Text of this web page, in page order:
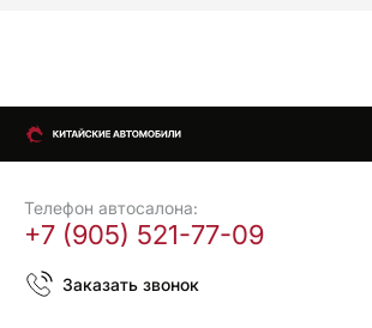
Телефон автосалона:
+7 (905) 521-77-09
Заказать звонок